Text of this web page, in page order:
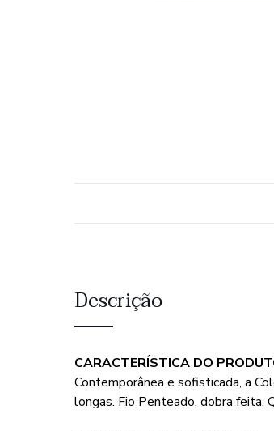
Descrição
CARACTERÍSTICA DO
Contemporânea e sofisticada, a
longas. Fio Penteado, dobra feita.